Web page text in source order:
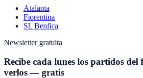
Atalanta
Fiorentina
SL Benfica
Newsletter gratuita
Recibe cada lunes los partidos del
verlos — gratis